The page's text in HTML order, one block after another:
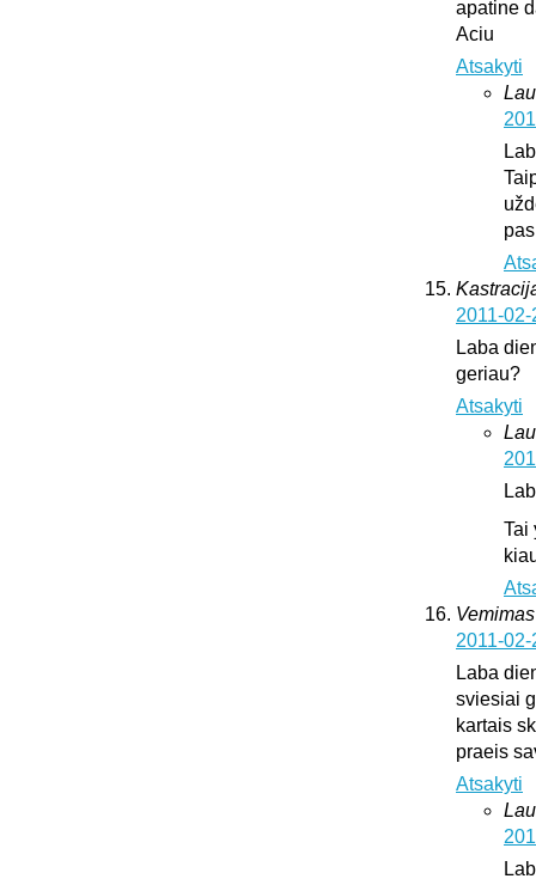
apatine
Aciu
Atsakyti
2011-
Laba
geriau?
Atsakyti
Tai
Vemimas
2011-
Laba
sviesiai
kartais
praeis
Atsakyti